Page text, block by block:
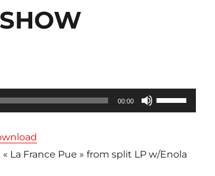
00:00
Utilisez
les
La France Pue » from split LP w/Enola